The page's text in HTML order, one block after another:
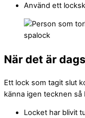
Använd ett
När det är
Ett lock som tagit slut
känna igen tecknen så
Locket har blivit